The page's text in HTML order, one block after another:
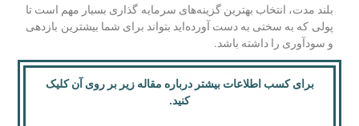
بلند مدت، انتخاب بهترین گزینه‌‌های سرمایه ‌گذاری بسیار مهم است تا
پولی که به سختی به دست آورده‌اید بتواند برای شما بیشترین بازدهی
و سودآوری را داشته باشد.
برای کسب اطلاعات بیشتر درباره مقاله زیر بر روی آن کلیک
کنید.